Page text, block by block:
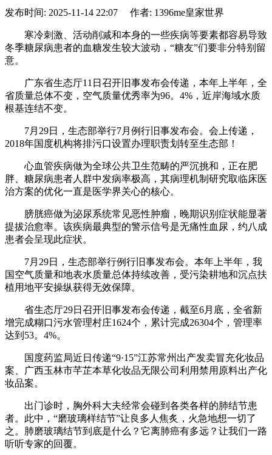
发布时间: 2025-11-14 22:07 作者: 1396me皇家世界
寒冷刺激、活动削减和本身的一些疾病等要素都容易导致
冬季糖尿病患者的血糖发生较大波动，“糖友”们要非分特别留
意。
广东省生态厅11日召开旧事发布会传递，本年上半年，全
省质量总体不变，空气质量优秀率为96。4%，近岸海域水质
根基连结不变。
7月29日，生态部举行7月例行旧事发布会。会上传递，
2018年国度机构将排污口设置办理职责划转至生态部！
心血管疾病做为全球公共卫生范畴的严沉挑和，正在肥
胖、糖尿病患者人群中发病率极高，其病理机制研究取临床医
治方案的优化一直是医学界关心的核心。
膀胱癌做为泌尿系统常见恶性肿瘤，晚期识别症状能显著
提拔治愈率。该疾病最典型的警示信号是无痛性血尿，约八成
患者会呈现此症状。
7月29日，生态部举行例行旧事发布会。本年上半年，我
国空气质量和地表水质量总体持续改善，受污染耕地和沉点扶
植用地平安操纵获得无效保障。
省生态厅29日召开旧事发布会传递，截至6月底，全省新
增完成糊口污水管理村庄1624个，累计完成26304个，管理率
达到53。4%。
国度药监局近日传递“9·15”江苏常州出产发卖冒充化妆品
案、广西玉林市芊芷本草化妆品无限公司利用禁用原料出产化
妆品案。
出门诊时，胸外科大夫经常会碰到各类各样的肺结节患
者。此中，“磨玻璃样结节”让良多人焦炙，火急地想一切了
之。肺磨玻璃结节到底是什么？它离肺癌有多远？让我们一路
听听专家的回覆。